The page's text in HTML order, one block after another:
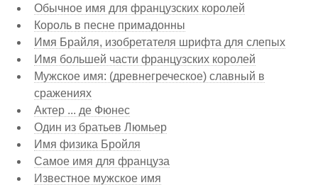
Обычное имя для французских королей
Король в песне примадонны
Имя Брайля, изобретателя шрифта для слепых
Имя большей части французских королей
Мужское имя: (древнегреческое) славный в
сражениях
Актер ... де Фюнес
Один из братьев Люмьер
Имя физика Бройля
Самое имя для француза
Известное мужское имя